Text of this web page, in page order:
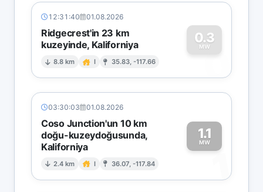
12:31:40 01.08.2026
Ridgecrest'in 23 km
kuzeyinde, Kaliforniya
8.8 km I 35.83, -117.66
0.3
MW
0
03:30:03 01.08.2026
Coso Junction'un 10 km
doğu-kuzeydoğusunda,
Kaliforniya
2.4 km I 36.07, -117.84
1.1
MW
1